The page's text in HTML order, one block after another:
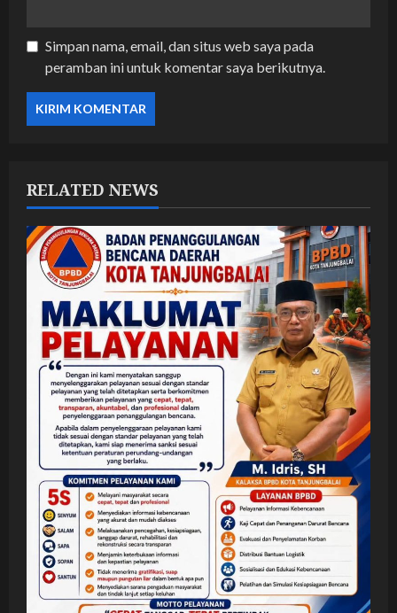
Simpan nama, email, dan situs web saya pada
peramban ini untuk komentar saya berikutnya.
RELATED NEWS